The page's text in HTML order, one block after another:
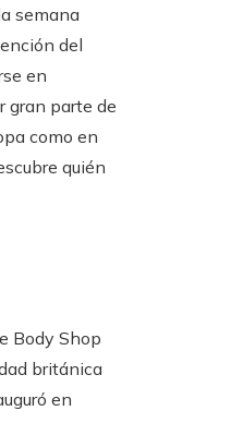
semana
del
en
gran parte de
como en
quién
Body Shop
británica
en